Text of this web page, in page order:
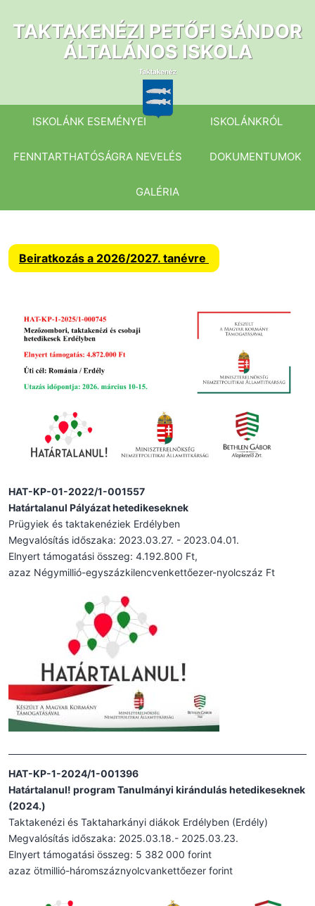
tartalomhoz
TAKTAKENÉZI PETŐFI SÁNDOR
ÁLTALÁNOS ISKOLA
ISKOLÁNK ESEMÉNYEI ISKOLÁNKRÓL
FENNTARTHATÓSÁGRA NEVELÉS DOKUMENTUMOK
GALÉRIA
Beiratkozás a 2026/2027. tanévre
HAT-KP-01-2022/1-001557
Határtalanul Pályázat hetedikeseknek
Prügyiek és taktakenéziek Erdélyben
Megvalósítás időszaka: 2023.03.27. - 2023.04.01.
Elnyert támogatási összeg: 4.192.800 Ft,
azaz Négymillió-egyszázkilencvenkettőezer-nyolcszáz Ft
HAT-KP-1-2024/1-001396
Határtalanul! program Tanulmányi kirándulás hetedikeseknek
(2024.)
Taktakenézi és Taktaharkányi diákok Erdélyben (Erdély)
Megvalósítás időszaka: 2025.03.18.- 2025.03.23.
Elnyert támogatási összeg: 5 382 000 forint
azaz ötmillió-háromszáznyolcvankettőezer forint